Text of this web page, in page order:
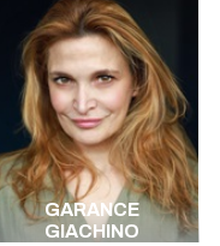
GARANCE
GIACHINO